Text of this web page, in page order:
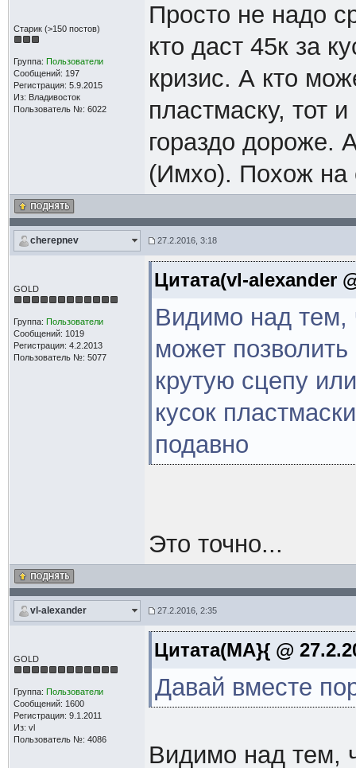
Старик (>150 постов)
Группа: Пользователи
Сообщений: 197
Регистрация: 5.9.2015
Из: Владивосток
Пользователь №: 6022
Просто не надо
кто даст 45к за
кризис. А кто
пластмаску, тот
гораздо дороже.
(Имхо). Похож на
cherepnev 27.2.2016, 3:18
GOLD
Группа: Пользователи
Сообщений: 1019
Регистрация: 4.2.2013
Пользователь №: 5077
Цитата(vl-alexander
Видимо над тем,
может
крутую сцепу
кусок
подавно
Это точно...
vl-alexander 27.2.2016, 2:35
GOLD
Группа: Пользователи
Сообщений: 1600
Регистрация: 9.1.2011
Из: vl
Пользователь №: 4086
Цитата(MA}{ @
Давай вместе
Видимо над тем,